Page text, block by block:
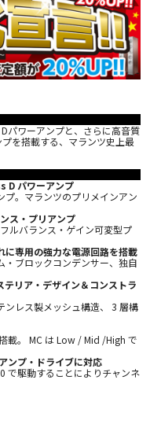
パワーアンプと、さらに高音質
を搭載する、マランツ史上最
D パワーアンプ
プ。マランツのプリメインアン
ス・プリアンプ
ルバランス・ゲイン可変型プ
に専用の強力な電源回路を搭載
・ブロックコンデンサー、独自
リア・デザイン＆コンストラ
ンレス製メッシュ構造、 3 層構
載。 MC は Low / Mid /High で
ンプ・ドライブに対応
で駆動することによりチャンネ